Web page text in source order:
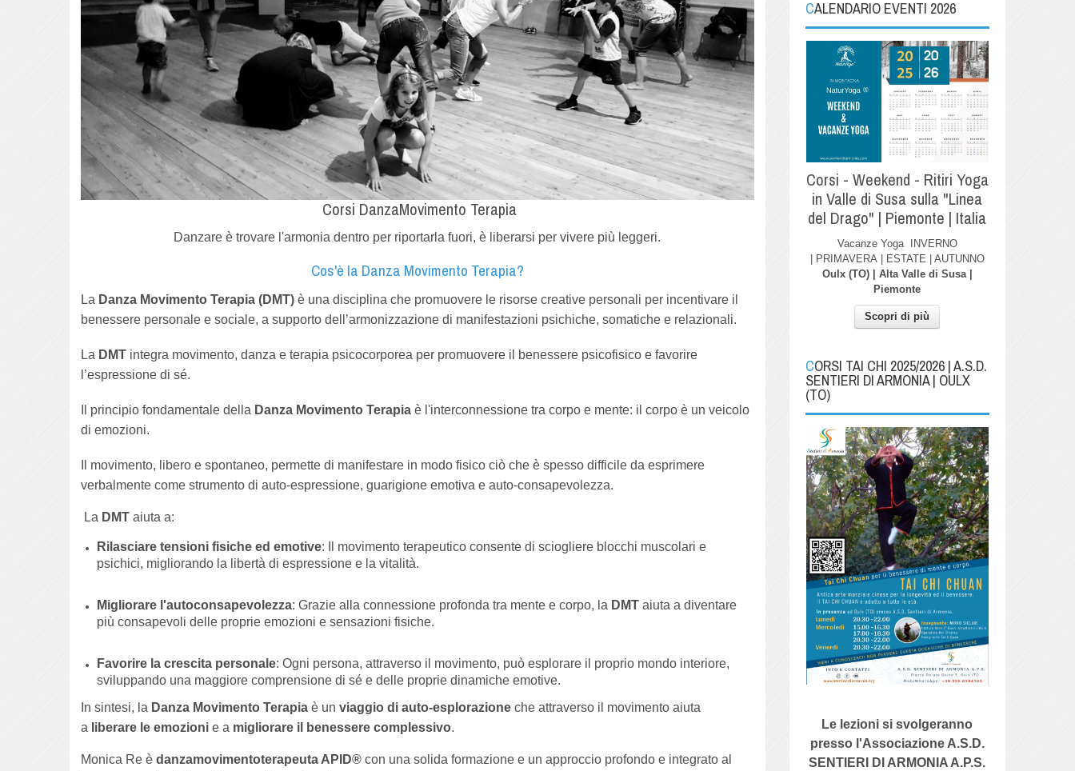
Corsi DanzaMovimento Terapia
Danzare è trovare l'armonia dentro per riportarla fuori, è liberarsi per vivere più leggeri.
Cos'è la Danza Movimento Terapia?
La Danza Movimento Terapia (DMT) è una disciplina che promuovere le risorse creative personali per incentivare il
benessere personale e sociale, a supporto dell’armonizzazione di manifestazioni psichiche, somatiche e relazionali.
La DMT integra movimento, danza e terapia psicocorporea per promuovere il benessere psicofisico e favorire
l’espressione di sé.
Il principio fondamentale della Danza Movimento Terapiaè l'interconnessione tra corpo e mente: il corpo è un veicolo
di emozioni.
Il movimento, libero e spontaneo, permette di manifestare in modo fisico ciò che è spesso difficile da esprimere
verbalmente come strumento di auto-espressione, guarigione emotiva e auto-consapevolezza.
La DMTaiuta a:
Rilasciare tensioni fisiche ed emotive: Il movimento terapeutico consente di sciogliere blocchi muscolari e
psichici, migliorando la libertà di espressione e la vitalità.
Migliorare l'autoconsapevolezza: Grazie alla connessione profonda tra mente e corpo, la DMT aiuta a diventare
più consapevoli delle proprie emozioni e sensazioni fisiche.
Favorire la crescita personale: Ogni persona, attraverso il movimento, può esplorare il proprio mondo interiore,
sviluppando una maggiore comprensione di sé e delle proprie dinamiche emotive.
In sintesi, la Danza Movimento Terapia è unviaggio di auto-esplorazione che attraverso il movimento aiuta
a liberare le emozioni e a migliorare il benessere complessivo.
Monica Re èdanzamovimentoterapeuta APID®️con una solida formazione e un approccio profondo e integrato al
CALENDARIO EVENTI 2026
Corsi - Weekend - Ritiri Yoga
in Valle di Susa sulla "Linea
del Drago" | Piemonte | Italia
Vacanze Yoga INVERNO
| PRIMAVERA | ESTATE | AUTUNNO
Oulx (TO) | Alta Valle di Susa |
Piemonte
Scopri di più
CORSI TAI CHI 2025/2026 | A.S.D.
SENTIERI DI ARMONIA | OULX
(TO)
Le lezioni si svolgeranno
presso l'Associazione A.S.D.
SENTIERI DI ARMONIA A.P.S.